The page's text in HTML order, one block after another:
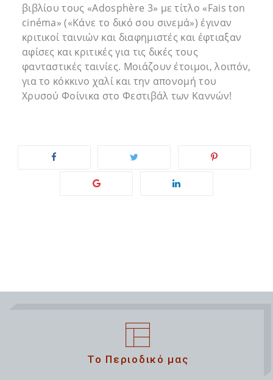
βιβλίου τους «Adosphère 3» με τίτλο «Fais ton
cinéma» («Κάνε το δικό σου σινεμά») έγιναν
κριτικοί ταινιών και διαφημιστές και έφτιαξαν
αφίσες και κριτικές για τις δικές τους
φανταστικές ταινίες. Μοιάζουν έτοιμοι, λοιπόν,
για το κόκκινο χαλί και την απονομή του
Χρυσού Φοίνικα στο Φεστιβάλ των Καννών!
Το Περιοδικό μας